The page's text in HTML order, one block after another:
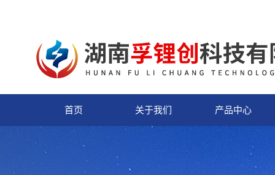
首页 关于我们 产品中心